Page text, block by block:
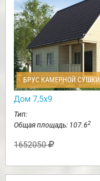
БРУС КАМЕРНОЙ СУШКИ
Дом 7,5х9
Тип:
Общая площадь: 107.62
1652050